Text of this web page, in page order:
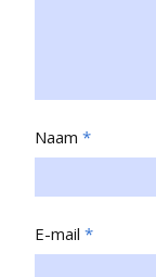
Naam *
E-mail *